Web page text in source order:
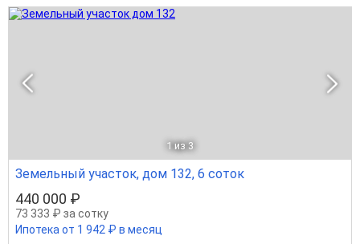
1 из 3
Земельный участок, дом 132, 6 соток
440 000 ₽
73 333 ₽ за сотку
Ипотека от 1 942 ₽ в месяц